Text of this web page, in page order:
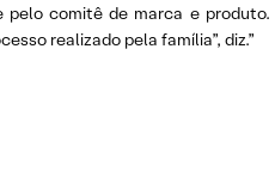
pelo comitê de marca e
realizado pela família”, diz.”